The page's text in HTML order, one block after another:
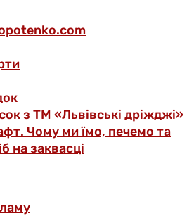
з ТМ «Львівські дріжджі»
Чому ми їмо, печемо та
на заквасці